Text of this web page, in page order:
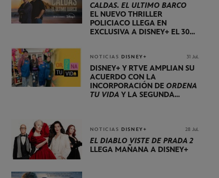
CALDAS. EL ÚLTIMO BARCO
EL NUEVO THRILLER
POLICIACO LLEGA EN
EXCLUSIVA A DISNEY+ EL 30
NOTICIAS DISNEY+ 31 Jul.
DISNEY+ Y RTVE AMPLÍAN SU
ACUERDO CON LA
INCORPORACIÓN DE ORDENA
TU VIDA Y LA SEGUNDA
NOTICIAS DISNEY+ 28 Jul.
EL DIABLO VISTE DE PRADA 2
LLEGA MAÑANA A DISNEY+